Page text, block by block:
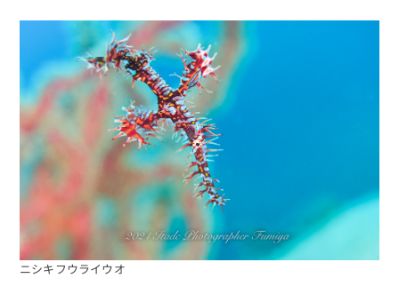
ニシキフウライウオ